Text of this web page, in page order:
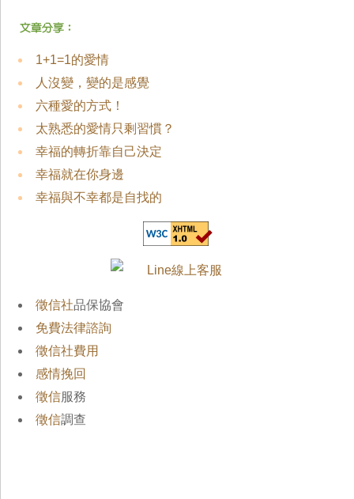
1+1=1的愛情
人沒變，變的是感覺
六種愛的方式！
太熟悉的愛情只剩習慣？
幸福的轉折靠自己決定
幸福就在你身邊
幸福與不幸都是自找的
徵信社品保協會
免費法律諮詢
徵信社費用
感情挽回
徵信服務
徵信調查